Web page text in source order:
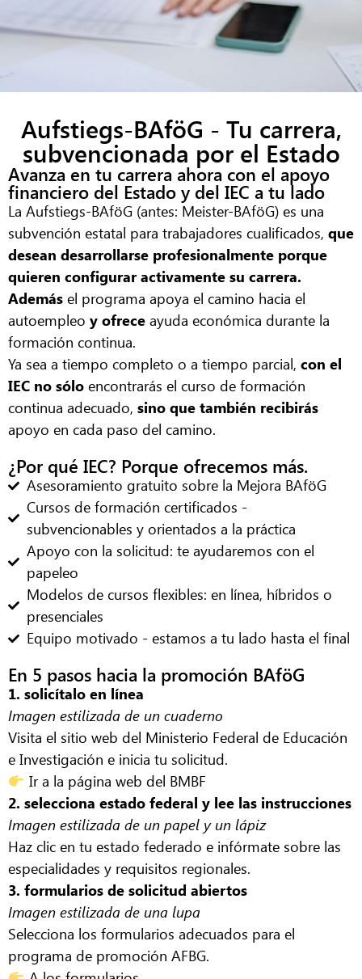
Aufstiegs-BAföG - Tu carrera,
subvencionada por el Estado
Avanza en tu carrera ahora con el apoyo
financiero del Estado y del IEC a tu lado
La Aufstiegs-BAföG (antes: Meister-BAföG) es una
subvención estatal para trabajadores cualificados, que
desean desarrollarse profesionalmente porque
quieren configurar activamente su carrera.
Además el programa apoya el camino hacia el
autoempleo y ofrece ayuda económica durante la
formación continua.
Ya sea a tiempo completo o a tiempo parcial, con el
IEC no sólo encontrarás el curso de formación
continua adecuado, sino que también recibirás
apoyo en cada paso del camino.
¿Por qué IEC? Porque ofrecemos más.
Asesoramiento gratuito sobre la Mejora BAföG
Cursos de formación certificados -
subvencionables y orientados a la práctica
Apoyo con la solicitud: te ayudaremos con el
papeleo
Modelos de cursos flexibles: en línea, híbridos o
presenciales
Equipo motivado - estamos a tu lado hasta el final
En 5 pasos hacia la promoción BAföG
1. solicítalo en línea
Imagen estilizada de un cuaderno
Visita el sitio web del Ministerio Federal de Educación
e Investigación e inicia tu solicitud.
Ir a la página web del BMBF
2. selecciona estado federal y lee las instrucciones
Imagen estilizada de un papel y un lápiz
Haz clic en tu estado federado e infórmate sobre las
especialidades y requisitos regionales.
3. formularios de solicitud abiertos
Imagen estilizada de una lupa
Selecciona los formularios adecuados para el
programa de promoción AFBG.